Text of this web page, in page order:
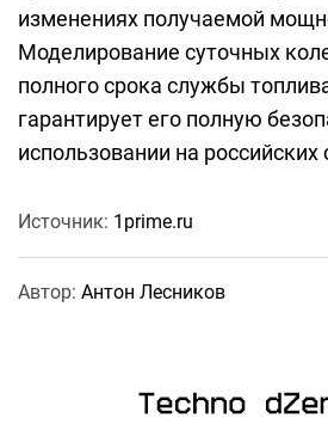
изменениях получаемой
Моделирование суточных
полного срока службы
гарантирует его полную
использовании на российских
Источник: 1prime.ru
Автор: Антон Лесников